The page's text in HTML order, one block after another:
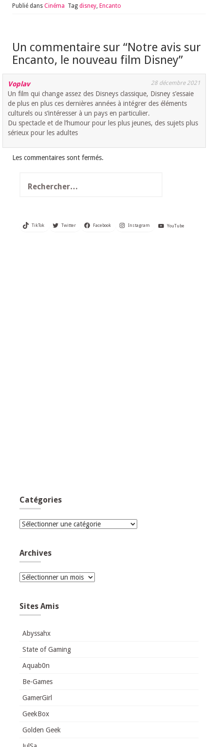
Publié dans Cinéma Tag disney, Encanto
Un commentaire sur “Notre avis sur
Encanto, le nouveau film Disney”
Voplav 28 décembre 2021
Un film qui change assez des Disneys classique, Disney s’essaie
de plus en plus ces dernières années à intégrer des éléments
culturels ou s’intéresser à un pays en particulier.
Du spectacle et de l’humour pour les plus jeunes, des sujets plus
sérieux pour les adultes
Les commentaires sont fermés.
TikTok Twitter Facebook Instagram YouTube
Catégories
Catégories
Archives
Archives
Sites Amis
Abyssahx
State of Gaming
Aquab0n
Be-Games
GamerGirl
GeekBox
Golden Geek